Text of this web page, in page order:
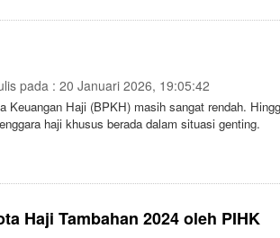
pada : 20 Januari 2026, 19:05:42
Keuangan Haji (BPKH) masih sangat rendah.
haji khusus berada dalam situasi genting.
Haji Tambahan 2024 oleh PIHK